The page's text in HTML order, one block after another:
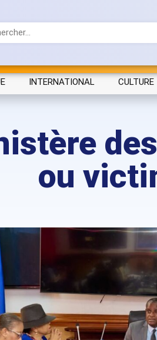
INTERNATIONAL CULTURE
ou